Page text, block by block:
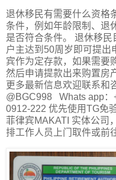
退休移民有需要什么资格
条件，例如年龄限制、退
是否符合条件。 退休移民
户主达到50周岁即可提出
宾作为定存款，如果需要
然后申请提款出来购置房
更多最新信息欢迎联系和
@BGC998 Whats app
0912-222 优先使用TG免
菲律宾MAKATI 实体公司
排工作人员上门取件或前